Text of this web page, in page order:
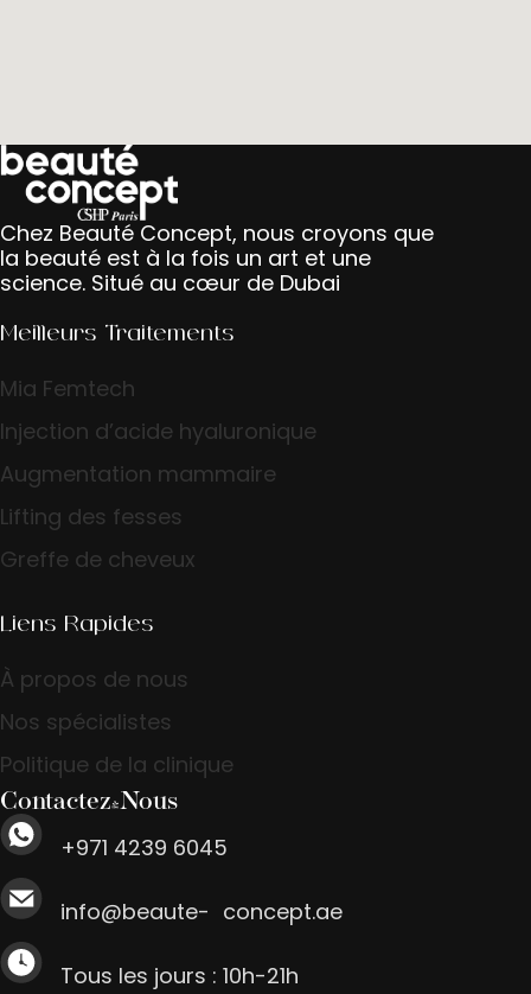
Chez Beauté Concept, nous croyons que
la beauté est à la fois un art et une
science. Situé au cœur de Dubai
Meilleurs Traitements
Mia Femtech
Injection d’acide hyaluronique
Augmentation mammaire
Lifting des fesses
Greffe de cheveux
Liens Rapides
À propos de nous
Nos spécialistes
Politique de la clinique
Contactez-Nous
+971 4239 6045
info@beaute- concept.ae
Tous les jours : 10h-21h